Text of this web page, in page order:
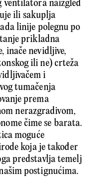
ventilatora naizgled
ili sakuplja
linije polegnu po
prikladna
inače nevidljive,
ili ne) crteža
i
tumačenja
prema
nerazgradivom,
čime se barata.
moguće
koja je također
predstavlja temelj
postignućima.